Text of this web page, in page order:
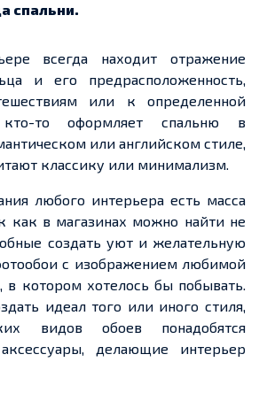
спальни.
всегда находит отражение
и его предрасположенность,
или к определенной
то оформляет спальню в
или английском стиле,
классику или минимализм.
любого интерьера есть масса
как в магазинах можно найти не
создать уют и желательную
с изображением любимой
в котором хотелось бы побывать.
идеал того или иного стиля,
видов обоев понадобятся
делающие интерьер